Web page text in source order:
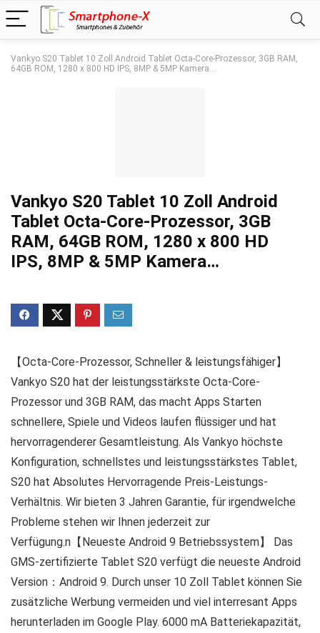
Vankyo S20 Tablet 10 Zoll Android Tablet Octa-Core-Prozessor, 3GB RAM,
64GB ROM, 1280 x 800 HD IPS, 8MP & 5MP Kamera…
Vankyo S20 Tablet 10 Zoll Android
Tablet Octa-Core-Prozessor, 3GB
RAM, 64GB ROM, 1280 x 800 HD
IPS, 8MP & 5MP Kamera…
【Octa-Core-Prozessor, Schneller & leistungsfähiger】
Vankyo S20 hat der leistungsstärkste Octa-Core-
Prozessor und 3GB RAM, das macht Apps Starten
schnellere, Spiele und Videos laufen flüssiger und hat
hervorragenderer Gesamtleistung. Als Vankyo höchste
Konfiguration, schnellstes und leistungsstärkstes Tablet,
S20 hat Absolutes Hervorragende Preis-Leistungs-
Verhältnis. Wir bieten 3 Jahren Garantie, für irgendwelche
Probleme stehen wir Ihnen jederzeit zur
Verfügung.n【Neueste Android 9 Betriebssystem】 Das
GMS-zertifizierte Tablet S20 verfügt die neueste Android
Version：Android 9. Durch unser 10 Zoll Tablet können Sie
zusätzliche Werbung vermeiden und viel interresant Apps
herunterladen im Google Play. 6000 mA Batteriekapazität,